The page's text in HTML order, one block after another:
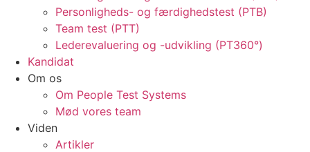
Personligheds- og færdighedstest (PTB)
Team test (PTT)
Lederevaluering og -udvikling (PT360°)
Kandidat
Om os
Om People Test Systems
Mød vores team
Viden
Artikler